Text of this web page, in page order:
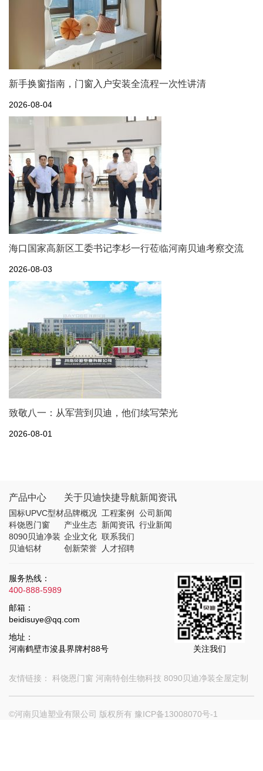
新手换窗指南，门窗入户安装全流程一次性讲清
2026-08-04
海口国家高新区工委书记李杉一行莅临河南贝迪考察交流
2026-08-03
致敬八一：从军营到贝迪，他们续写荣光
2026-08-01
产品中心
国标UPVC型材
科饶恩门窗
8090贝迪净装
贝迪铝材
关于贝迪
品牌概况
产业生态
企业文化
创新荣誉
快捷导航
工程案例
新闻资讯
联系我们
人才招聘
新闻资讯
公司新闻
行业新闻
服务热线：
400-888-5989
邮箱：
beidisuye@qq.com
地址：
河南鹤壁市浚县界牌村88号
关注我们
友情链接： 科饶恩门窗 河南特创生物科技 8090贝迪净装全屋定制
©河南贝迪塑业有限公司 版权所有 豫ICP备13008070号-1